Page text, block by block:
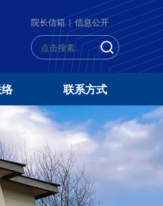
院长信箱|信息公开
联系方式